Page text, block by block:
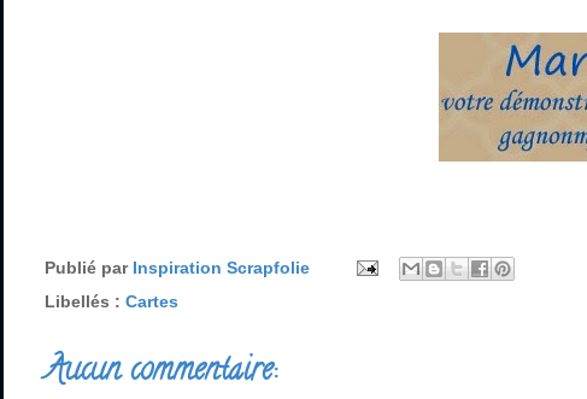
Publié par Inspiration Scrapfolie
Libellés : Cartes
Aucun commentaire: